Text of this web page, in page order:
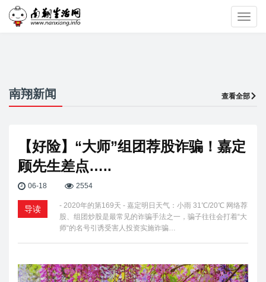
南翔新闻 查看全部
【好险】“大师”组团荐股诈骗！嘉定
顾先生差点…..
06-18 2554
导读
- 2020年的第169天 - 嘉定明日天气：小雨 31℃/20℃ 网络荐
股、组团炒股是最常见的诈骗手法之一，骗子往往会打着“大
师“的名号引诱受害人投资实施诈骗…